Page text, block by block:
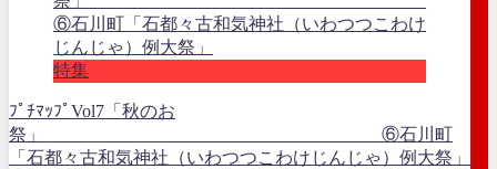
特集
ﾌﾟﾁﾏｯﾌﾟVol7「秋のお
祭」 ⑥石川町
「石都々古和気神社（いわつつこわけじんじゃ）例大祭」